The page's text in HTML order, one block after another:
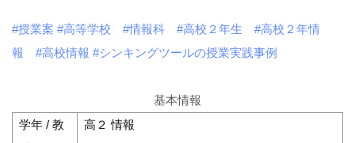
#授業案 #高等学校 #情報科 #高校２年生
#高校２年情
報
#高校情報 #シンキングツールの授業実践事例
基本情報
学年 / 教
高２ 情報